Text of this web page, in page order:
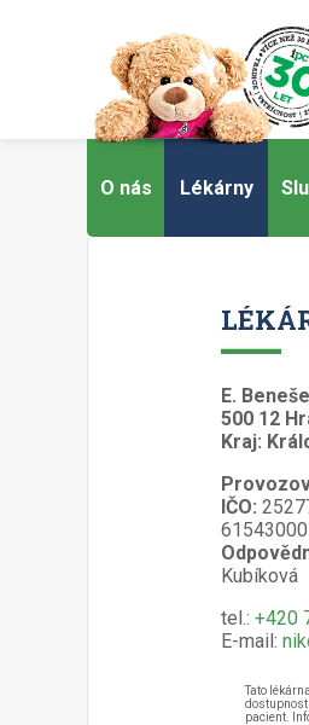
O nás Lékárny
E.
500 12
Kraj:
IČO:
61543000
Kubíková
tel.: +420
E-mail:
Tato
dostupnost
pacient.